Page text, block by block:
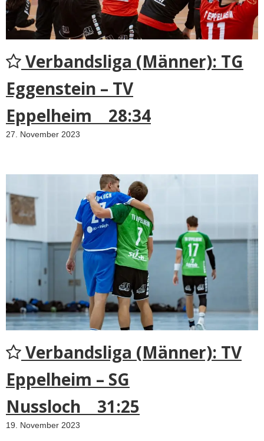
Verbandsliga (Männer): TG
Eggenstein – TV
Eppelheim 28:34
27. November 2023
Verbandsliga (Männer): TV
Eppelheim – SG
Nussloch 31:25
19. November 2023